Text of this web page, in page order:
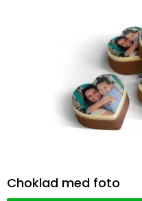
Choklad med foto